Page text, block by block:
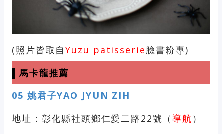
(照片皆取自 Yuzu patisserie臉書粉專)
▌馬卡龍推薦
05 姚君子YAO JYUN ZIH
地址：彰化縣社頭鄉仁愛二路22號（ 導航 ）